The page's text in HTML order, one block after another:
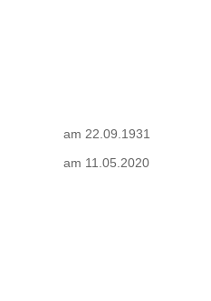
am 22.09.1931
am 11.05.2020